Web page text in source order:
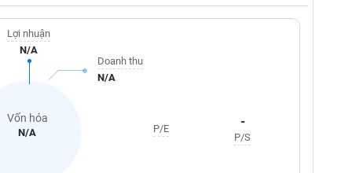
Vốn hóa
N/A
Lợi nhuận
N/A
Doanh thu
N/A
P/E -
P/S